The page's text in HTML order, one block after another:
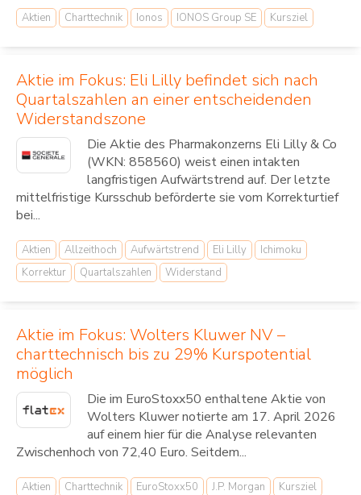
Aktien Charttechnik Ionos IONOS Group SE Kursziel
Aktie im Fokus: Eli Lilly befindet sich nach
Quartalszahlen an einer entscheidenden
Widerstandszone
Die Aktie des Pharmakonzerns Eli Lilly & Co
(WKN: 858560) weist einen intakten
langfristigen Aufwärtstrend auf. Der letzte
mittelfristige Kursschub beförderte sie vom Korrekturtief
bei...
Aktien Allzeithoch Aufwärtstrend Eli Lilly
Ichimoku
Korrektur
Quartalszahlen Widerstand
Aktie im Fokus: Wolters Kluwer NV –
charttechnisch bis zu 29% Kurspotential
möglich
Die im EuroStoxx50 enthaltene Aktie von
Wolters Kluwer notierte am 17. April 2026
auf einem hier für die Analyse relevanten
Zwischenhoch von 72,40 Euro. Seitdem...
Aktien Charttechnik EuroStoxx50 J.P. Morgan
Kursziel